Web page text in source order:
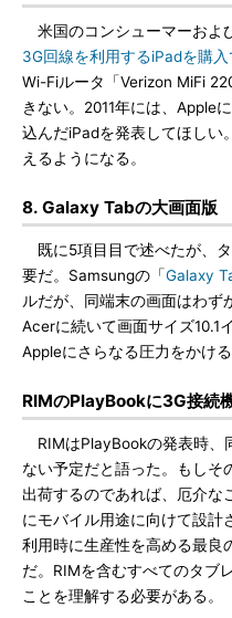
米国のコンシューマーおよ
3G回線を利用するiPadを購入
Wi-Fiルータ「Verizon MiFi
きない。2011年には、Apple
込んだiPadを発表してほしい
えるようになる。
8. Galaxy Tabの大画面版
既に5項目目で述べたが、
要だ。Samsungの「Galaxy
ルだが、同端末の画面はわず
Acerに続いて画面サイズ10.1
Appleにさらなる圧力をかける
RIMのPlayBookに3G接続
RIMはPlayBookの発表時、
ない予定だと語った。もしそ
出荷するのであれば、厄介な
にモバイル用途に向けて設計
利用時に生産性を高める最良
だ。RIMを含むすべてのタブ
ことを理解する必要がある。